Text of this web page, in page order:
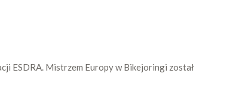
ESDRA. Mistrzem Europy w Bikejoringi został